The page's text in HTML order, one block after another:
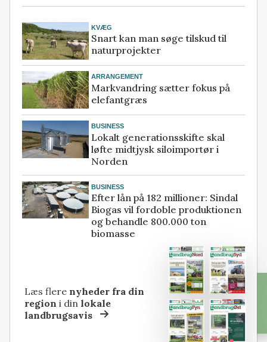
KVÆG
Snart kan man søge tilskud til
naturprojekter
ARRANGEMENT
Markvandring sætter fokus på
elefantgræs
BUSINESS
Lokalt generationsskifte skal
løfte midtjysk siloimportør i
Norden
BUSINESS
Efter lån på 182 millioner: Sindal
Biogas vil fordoble produktionen
og behandle 800.000 ton
biomasse
Læs flere nyheder fra din
region i dinlokale
landbrugsavis